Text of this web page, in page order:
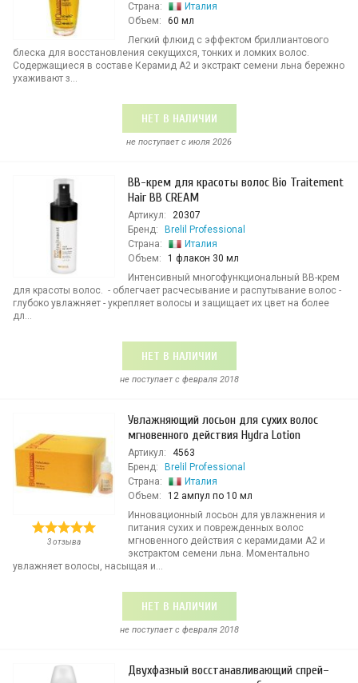
Страна:
Италия
Объем:
60 мл
Легкий флюид с эффектом бриллиантового
блеска для восстановления секущихся, тонких и ломких волос.
Содержащиеся в составе Керамид А2 и экстракт семени льна бережно
ухаживают з...
НЕТ В НАЛИЧИИ
не поступает c июля 2026
BB-крем для красоты волос Bio Traitement
Hair BB CREAM
Артикул:
20307
Бренд:
Brelil Professional
Страна:
Италия
Объем:
1 флакон 30 мл
Интенсивный многофункциональный BB-крем
для красоты волос. - облегчает расчесывание и распутывание волос -
глубоко увлажняет - укрепляет волосы и защищает их цвет на более
дл...
НЕТ В НАЛИЧИИ
не поступает c февраля 2018
3 отзыва
Увлажняющий лосьон для сухих волос
мгновенного действия Hydra Lotion
Артикул:
4563
Бренд:
Brelil Professional
Страна:
Италия
Объем:
12 ампул по 10 мл
Инновационный лосьон для увлажнения и
питания сухих и поврежденных волос
мгновенного действия с керамидами А2 и
экстрактом семени льна. Моментально
увлажняет волосы, насыщая и...
НЕТ В НАЛИЧИИ
не поступает c февраля 2018
Двухфазный восстанавливающий спрей–